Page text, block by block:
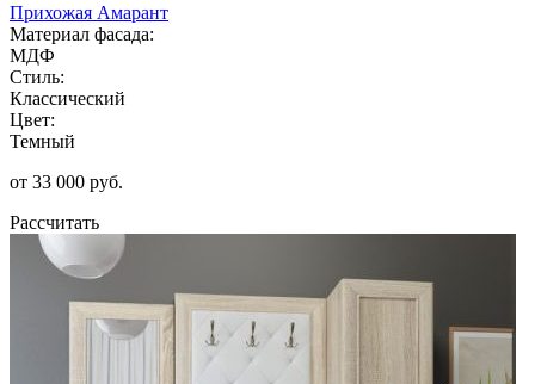
Прихожая Амарант
Материал фасада:
МДФ
Стиль:
Классический
Цвет:
Темный
от 33 000 руб.
Рассчитать